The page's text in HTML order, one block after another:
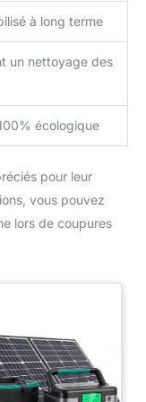
à long terme
un nettoyage des
écologique
pour leur
vous pouvez
lors de coupures